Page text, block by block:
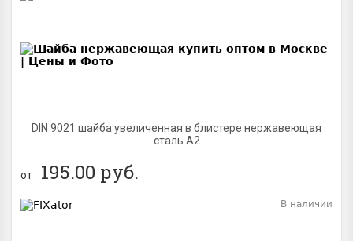
DIN 9021 шайба увеличенная в блистере нержавеющая
сталь A2
от 195.00 руб.
В наличии